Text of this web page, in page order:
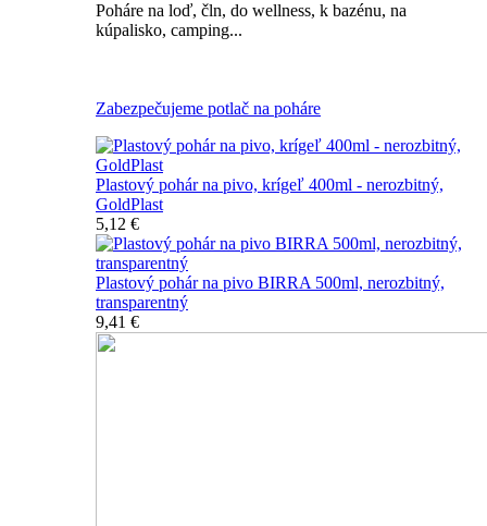
Poháre na loď, čln, do wellness, k bazénu, na
kúpalisko, camping...
Zabezpečujeme potlač na poháre
Plastový pohár na pivo, krígeľ 400ml - nerozbitný,
GoldPlast
5,12 €
Plastový pohár na pivo BIRRA 500ml, nerozbitný,
transparentný
9,41 €